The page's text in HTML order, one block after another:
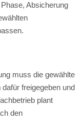
Absicherung
muss die gewählte
freigegeben und
plant
den